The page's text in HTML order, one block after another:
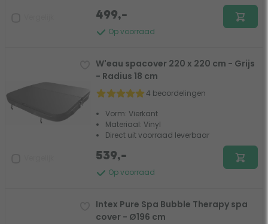
Op voorraad
499,-
W'eau spacover 220 x 220 cm - Grijs
- Radius 18 cm
4 beoordelingen
Vorm: Vierkant
Materiaal: Vinyl
Direct uit voorraad leverbaar
Op voorraad
539,-
Intex Pure Spa Bubble Therapy spa
cover - Ø196 cm